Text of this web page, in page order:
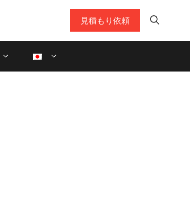
見積もり依頼